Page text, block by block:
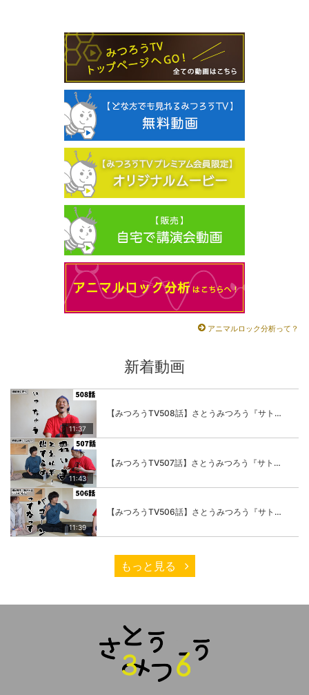
アニマルロック分析って？
新着動画
11:37
【みつろうTV508話】さとうみつろう『サトレル男塾』編④「“毎日”が変わります。楽しく」
11:43
【みつろうTV507話】さとうみつろう『サトレル男塾』編③「快楽は“自分のカラダの内側”にしかない」
11:39
【みつろうTV506話】さとうみつろう『サトレル男塾』編②「不思議な棒をお尻に…」
もっと見る